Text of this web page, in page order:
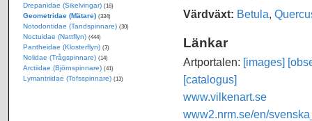
Värdväxt: Betula,
Länkar
Artportalen: [images]
[catalogus]
www.vilkenart.se
www2.nrm.se/en/
Drepanidae (Sikelvingar) (16)
Geometridae (Mätare) (334)
Notodontidae (Tandspinnare) (30)
Noctuidae (Nattflyn) (444)
Pantheidae (Klosterflyn) (3)
Nolidae (Trågspinnare) (14)
Arctiidae (Björnspinnare) (41)
Lymantriidae (Tofsspinnare) (13)